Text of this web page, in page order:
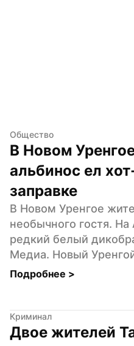
Общество
В Новом
альбинос ел
заправке
В Новом Уренгое
необычного гостя.
редкий белый
Медиа. Новый
Подробнее >
Криминал
Двое жителей